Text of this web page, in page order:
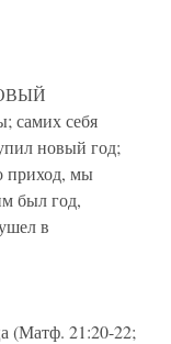
самих себя
новый год;
приход, мы
был год,
в
(Матф. 21:20-22;